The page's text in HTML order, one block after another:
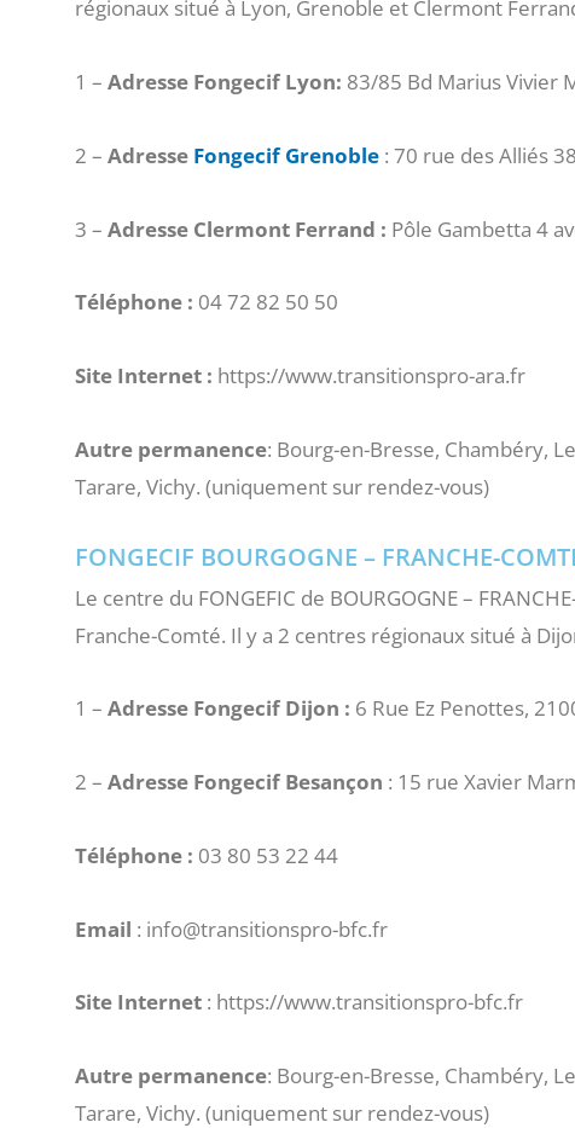
régionaux situé à Lyon, Grenoble et Clermont
1 – Adresse Fongecif Lyon: 83/85 Bd Marius Vivier
2 – Adresse Fongecif Grenoble : 70 rue des Alliés
3 – Adresse Clermont Ferrand : Pôle Gambetta 4
Téléphone : 04 72 82 50 50
Site Internet : https://www.transitionspro-ara.fr
Autre permanence: Bourg-en-Bresse, Chambéry,
Tarare, Vichy. (uniquement sur rendez-vous)
FONGECIF BOURGOGNE – FRANCHE-
Le centre du FONGEFIC de BOURGOGNE –
Franche-Comté. Il y a 2 centres régionaux situé à
1 – Adresse Fongecif Dijon : 6 Rue Ez Penottes,
2 – Adresse Fongecif Besançon : 15 rue Xavier
Téléphone : 03 80 53 22 44
Email : info@transitionspro-bfc.fr
Site Internet : https://www.transitionspro-bfc.fr
Autre permanence: Bourg-en-Bresse, Chambéry,
Tarare, Vichy. (uniquement sur rendez-vous)